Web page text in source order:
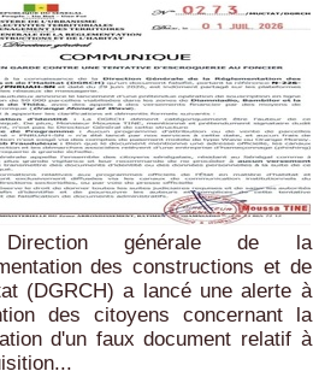
générale de la
des constructions et de
(DGRCH) a lancé une alerte à
des citoyens concernant la
d'un faux document relatif à